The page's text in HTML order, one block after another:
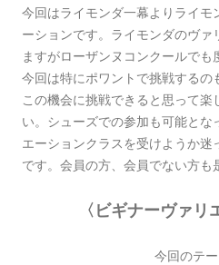
今回はライモンダ一幕よりライモ
ーションです。ライモンダのヴァ
ますがローザンヌコンクールでも
今回は特にポワントで挑戦するの
この機会に挑戦できると思って楽
い。シューズでの参加も可能とな
エーションクラスを受けようか迷
です。会員の方、会員でない方も
〈ビギナーヴァリ
今回のテ